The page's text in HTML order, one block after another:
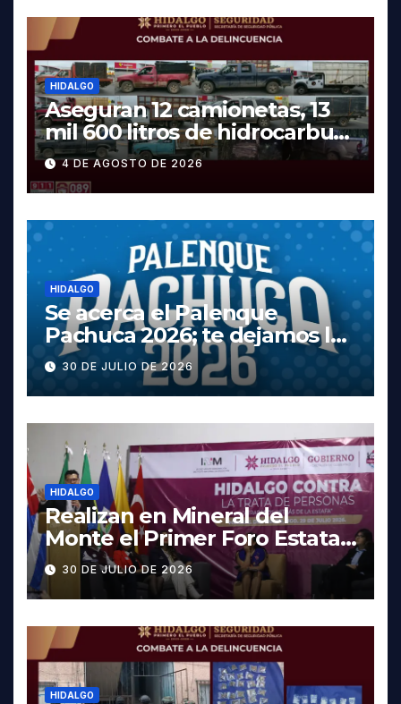
HIDALGO
Aseguran 12 camionetas, 13
mil 600 litros de hidrocarburo
y dos vehículos robados en
Tula
4 DE AGOSTO DE 2026
HIDALGO
Se acerca el Palenque
Pachuca 2026; te dejamos la
cartelera completa, las
fechas y los precios
30 DE JULIO DE 2026
HIDALGO
Realizan en Mineral del
Monte el Primer Foro Estatal
contra la Trata de Personas
30 DE JULIO DE 2026
HIDALGO